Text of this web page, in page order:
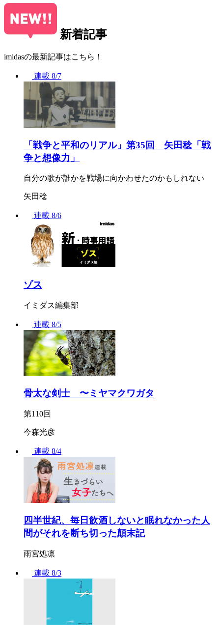
新着記事
imidasの最新記事はこちら！
連載 8/7
「戦争と平和のリアル」第35回 矢田稔「戦
争と想像力」
自分の歌が誰かを戦場に向かわせたのかもしれない
矢田稔
連載 8/6
ゾス
イミダス編集部
連載 8/5
骨太な剣士 〜ミヤマクワガタ
第110回
今森光彦
連載 8/4
四半世紀、毎日飲酒しないと眠れなかった人
間がそれを断ち切った顛末記
雨宮処凛
連載 8/3